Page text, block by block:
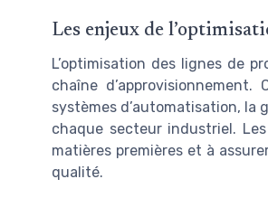
Les enjeux de
L’optimisation des lignes de
chaîne
systèmes d’automatisation, la
chaque secteur industriel.
matières premières et à
qualité.